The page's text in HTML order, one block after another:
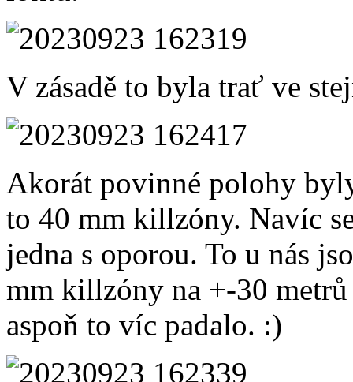
V zásadě to byla trať ve
Akorát povinné polohy
to 40 mm killzóny. Navíc
jedna s oporou. To u nás
mm killzóny na +-30
aspoň to víc padalo. :)